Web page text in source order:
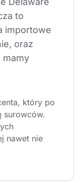
to
importowe
oraz
mamy
który po
surowców.
nawet nie